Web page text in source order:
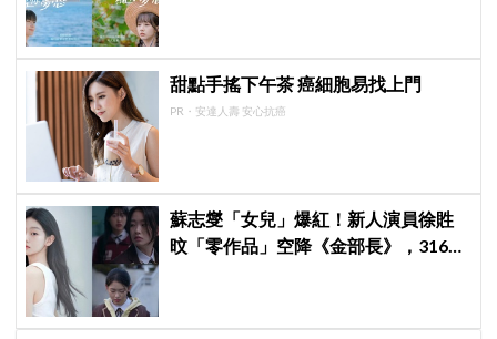
甜點手搖下午茶 癌細胞易找上門
PR・安達人壽 安心抗癌
蘇志燮「女兒」爆紅！新人演員徐貹
旼「零作品」空降《金部長》，316萬